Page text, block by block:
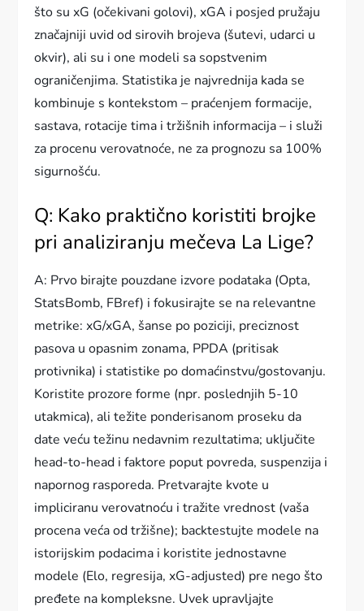
što su xG (očekivani golovi), xGA i posjed pružaju
značajniji uvid od sirovih brojeva (šutevi, udarci u
okvir), ali su i one modeli sa sopstvenim
ograničenjima. Statistika je najvrednija kada se
kombinuje s kontekstom – praćenjem formacije,
sastava, rotacije tima i tržišnih informacija – i služi
za procenu verovatnoće, ne za prognozu sa 100%
sigurnošću.
Q: Kako praktično koristiti brojke
pri analiziranju mečeva La Lige?
A: Prvo birajte pouzdane izvore podataka (Opta,
StatsBomb, FBref) i fokusirajte se na relevantne
metrike: xG/xGA, šanse po poziciji, preciznost
pasova u opasnim zonama, PPDA (pritisak
protivnika) i statistike po domaćinstvu/gostovanju.
Koristite prozore forme (npr. poslednjih 5-10
utakmica), ali težite ponderisanom proseku da
date veću težinu nedavnim rezultatima; uključite
head-to-head i faktore poput povreda, suspenzija i
napornog rasporeda. Pretvarajte kvote u
impliciranu verovatnoću i tražite vrednost (vaša
procena veća od tržišne); backtestujte modele na
istorijskim podacima i koristite jednostavne
modele (Elo, regresija, xG-adjusted) pre nego što
pređete na kompleksne. Uvek upravljajte